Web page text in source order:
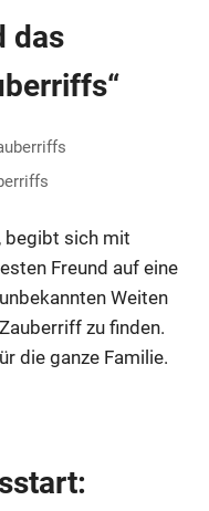
das
begibt sich mit
Freund auf eine
Weiten
zu finden.
die ganze Familie.